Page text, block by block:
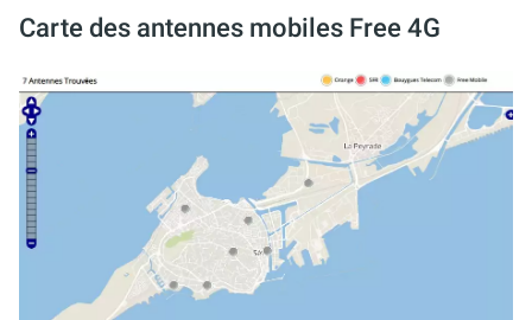
Carte des antennes mobiles Free 4G